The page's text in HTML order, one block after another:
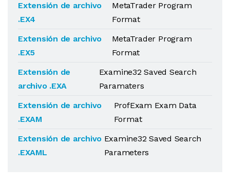
Extensión de archivo
.EX4
MetaTrader Program
Format
Extensión de archivo
.EX5
MetaTrader Program
Format
Extensión de
archivo .EXA
Examine32 Saved Search
Paramaters
Extensión de archivo
.EXAM
ProfExam Exam Data
Format
Extensión de archivo
.EXAML
Examine32 Saved Search
Parameters